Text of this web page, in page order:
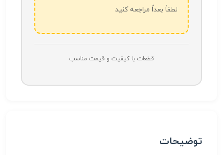
لطفاً بعداً مراجعه کنید
قطعات با کیفیت و قیمت مناسب
توضیحات